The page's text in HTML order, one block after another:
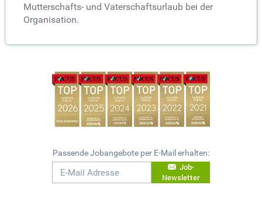
Mutterschafts- und Vaterschaftsurlaub bei der
Organisation.
Passende Jobangebote per E-Mail erhalten:
Job-
Newsletter